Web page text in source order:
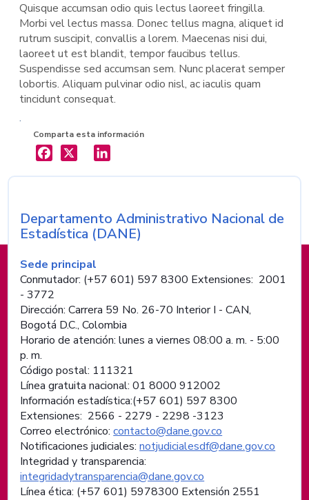
Quisque accumsan odio quis lectus laoreet fringilla.
Morbi vel lectus massa. Donec tellus magna, aliquet id
rutrum suscipit, convallis a lorem. Maecenas nisi dui,
laoreet ut est blandit, tempor faucibus tellus.
Suspendisse sed accumsan sem. Nunc placerat semper
lobortis. Aliquam pulvinar odio nisl, ac iaculis quam
tincidunt consequat.
.
Comparta esta información
X LinkedIn
Información de pie de página
Nombre de la entidad
Departamento Administrativo Nacional de
Estadística (DANE)
Sede principal
Conmutador: (+57 601) 597 8300 Extensiones: 2001
- 3772
Dirección: Carrera 59 No. 26-70 Interior I - CAN,
Bogotá D.C., Colombia
Horario de atención: lunes a viernes 08:00 a. m. - 5:00
p. m.
Código postal: 111321
Línea gratuita nacional: 01 8000 912002
Información estadística:(+57 601) 597 8300
Extensiones: 2566 - 2279 - 2298 -3123
Correo electrónico:contacto@dane.gov.co
Notificaciones judiciales:notjudicialesdf@dane.gov.co
Integridad y transparencia:
integridadytransparencia@dane.gov.co
Línea ética: (+57 601) 5978300 Extensión 2551